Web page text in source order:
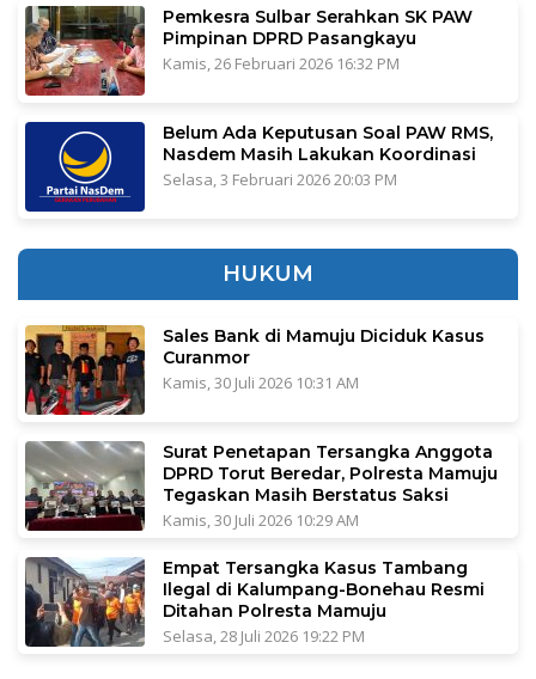
Pemkesra Sulbar Serahkan SK PAW
Pimpinan DPRD Pasangkayu
Kamis, 26 Februari 2026 16:32 PM
Belum Ada Keputusan Soal PAW RMS,
Nasdem Masih Lakukan Koordinasi
Selasa, 3 Februari 2026 20:03 PM
HUKUM
Sales Bank di Mamuju Diciduk Kasus
Curanmor
Kamis, 30 Juli 2026 10:31 AM
Surat Penetapan Tersangka Anggota
DPRD Torut Beredar, Polresta Mamuju
Tegaskan Masih Berstatus Saksi
Kamis, 30 Juli 2026 10:29 AM
Empat Tersangka Kasus Tambang
Ilegal di Kalumpang-Bonehau Resmi
Ditahan Polresta Mamuju
Selasa, 28 Juli 2026 19:22 PM